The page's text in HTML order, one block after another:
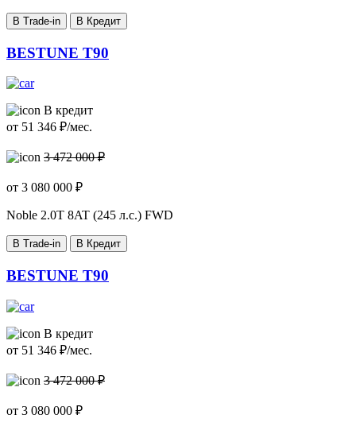
В Trade-in В Кредит
BESTUNE T90
В кредит
от 51 346 ₽/мес.
3 472 000 ₽
от 3 080 000 ₽
Noble 2.0T 8AT (245 л.с.) FWD
В Trade-in В Кредит
BESTUNE T90
В кредит
от 51 346 ₽/мес.
3 472 000 ₽
от 3 080 000 ₽